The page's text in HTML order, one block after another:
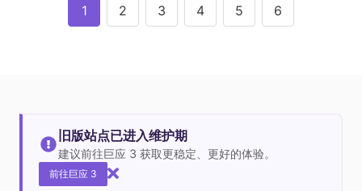
1 2 3 4 5 6
旧版站点已进入维护期
建议前往巨应 3 获取更稳定、更好的体验。
前往巨应 3